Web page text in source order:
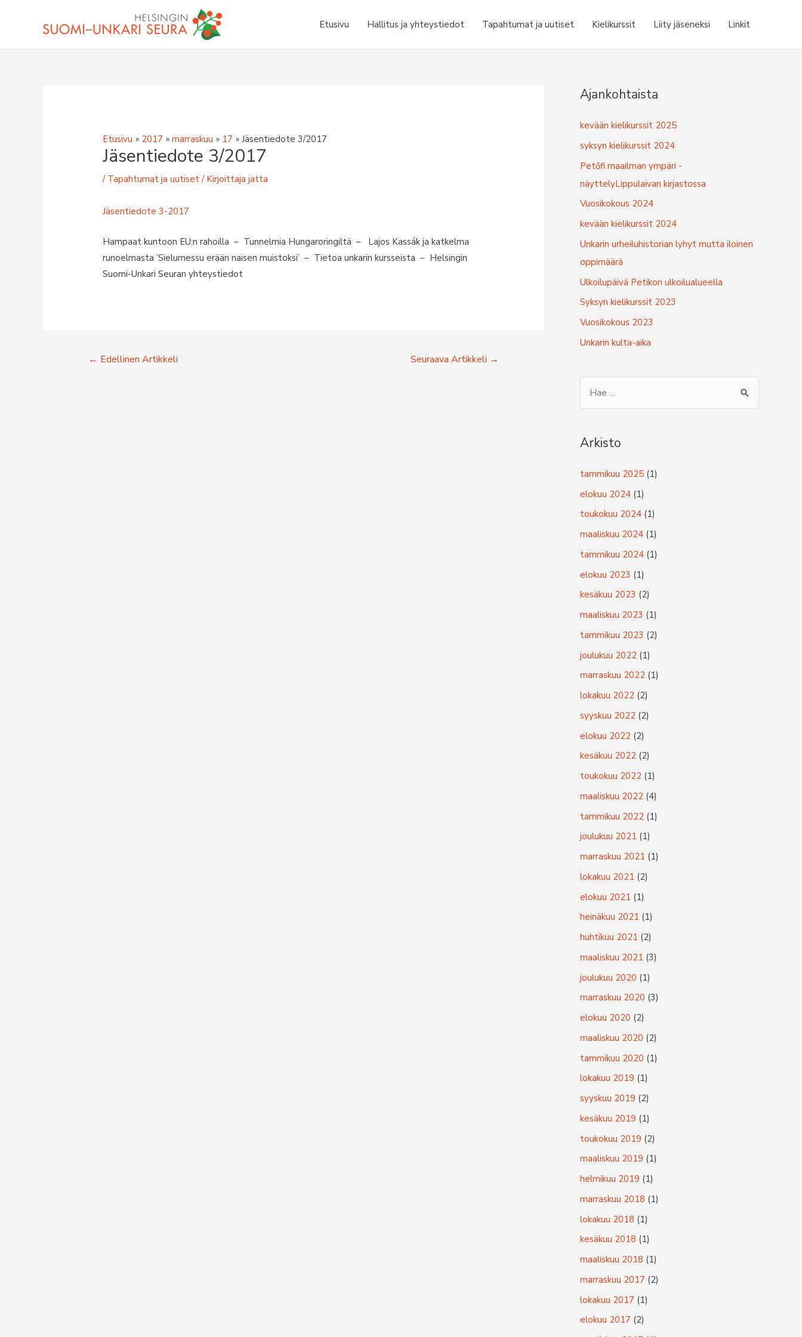
Etusivu Hallitus ja yhteystiedot Tapahtumat ja uutiset Kielikurssit Liity jäseneksi Linkit
Etusivu 2017 marraskuu 17 Jäsentiedote 3/2017
Jäsentiedote 3/2017
/ Tapahtumat ja uutiset/ Kirjoittajajatta
Jäsentiedote 3-2017
Hampaat kuntoon EU:n rahoilla – Tunnelmia Hungaroringiltä – Lajos Kassák ja katkelma
runoelmasta ’Sielumessu erään naisen muistoksi’ – Tietoa unkarin kursseista – Helsingin
Suomi-Unkari Seuran yhteystiedot
Artikkelien
← Edellinen Artikkeli Seuraava Artikkeli →
Ajankohtaista
kevään kielikurssit 2025
syksyn kielikurssit 2024
Petőfi maailman ympäri -
näyttelyLippulaivan kirjastossa
Vuosikokous 2024
kevään kielikurssit 2024
Unkarin urheiluhistorian lyhyt mutta iloinen
oppimäärä
Ulkoilupäivä Petikon ulkoilualueella
Syksyn kielikurssit 2023
Vuosikokous 2023
Unkarin kulta-aika
h
f
o
Arkisto
tammikuu 2025 (1)
elokuu 2024 (1)
toukokuu 2024 (1)
maaliskuu 2024 (1)
tammikuu 2024 (1)
elokuu 2023 (1)
kesäkuu 2023 (2)
maaliskuu 2023 (1)
tammikuu 2023 (2)
joulukuu 2022 (1)
marraskuu 2022 (1)
lokakuu 2022 (2)
syyskuu 2022 (2)
elokuu 2022 (2)
kesäkuu 2022 (2)
toukokuu 2022 (1)
maaliskuu 2022 (4)
tammikuu 2022 (1)
joulukuu 2021 (1)
marraskuu 2021 (1)
lokakuu 2021 (2)
elokuu 2021 (1)
heinäkuu 2021 (1)
huhtikuu 2021 (2)
maaliskuu 2021 (3)
joulukuu 2020 (1)
marraskuu 2020 (3)
elokuu 2020 (2)
maaliskuu 2020 (2)
tammikuu 2020 (1)
lokakuu 2019 (1)
syyskuu 2019 (2)
kesäkuu 2019 (1)
toukokuu 2019 (2)
maaliskuu 2019 (1)
helmikuu 2019 (1)
marraskuu 2018 (1)
lokakuu 2018 (1)
kesäkuu 2018 (1)
maaliskuu 2018 (1)
marraskuu 2017 (2)
lokakuu 2017 (1)
elokuu 2017 (2)